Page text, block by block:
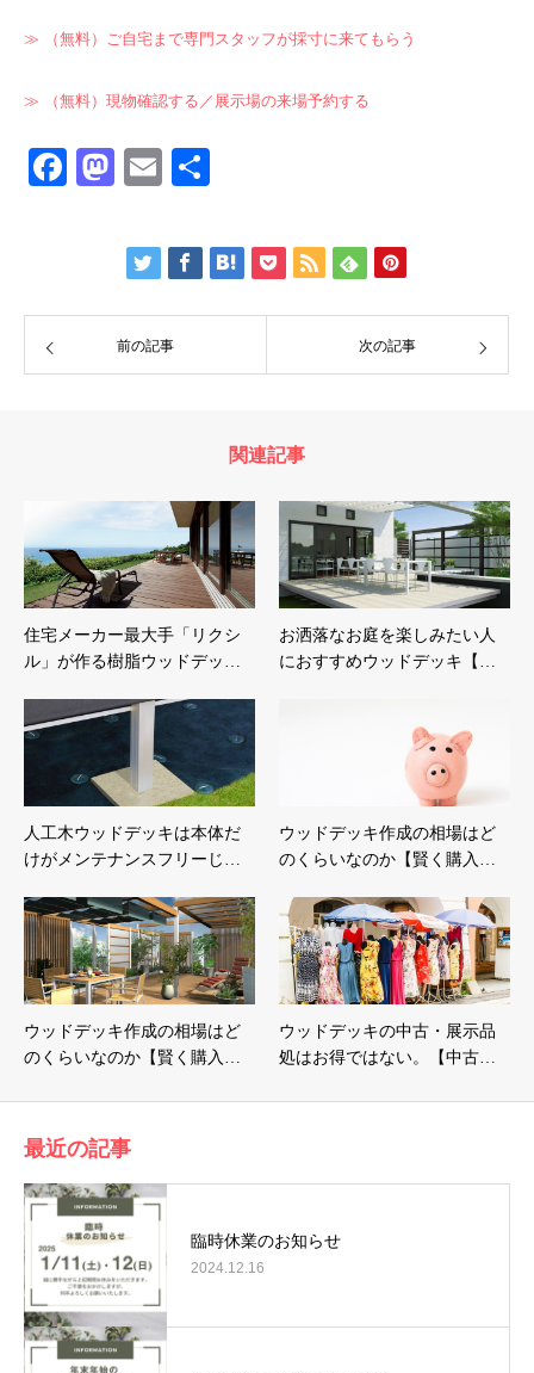
≫ （無料）ご自宅まで専門スタッフが採寸に来てもらう
≫ （無料）現物確認する／展示場の来場予約する
Facebook
Mastodon
Email
前の記事 次の記事
関連記事
住宅メーカー最大手「リクシ
ル」が作る樹脂ウッドデッ…
お洒落なお庭を楽しみたい人
におすすめウッドデッキ【…
人工木ウッドデッキは本体だ
けがメンテナンスフリーじ…
ウッドデッキ作成の相場はど
のくらいなのか【賢く購入…
ウッドデッキ作成の相場はど
のくらいなのか【賢く購入…
ウッドデッキの中古・展示品
処はお得ではない。【中古…
最近の記事
臨時休業のお知らせ
2024.12.16